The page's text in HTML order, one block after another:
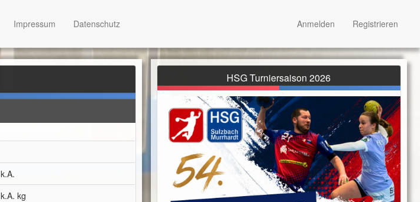
k.A.
k.A. kg
HSG Turniersaison 2026
Impressum Datenschutz Anmelden Registrieren